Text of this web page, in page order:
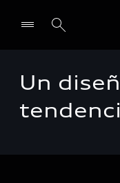
Select dealer
Un